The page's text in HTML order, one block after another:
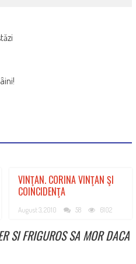
VINŢAN. CORINA VINŢAN ŞI
COINCIDENŢA
August 3, 2010 58 6102
SI FRIGUROS SA MOR DACA